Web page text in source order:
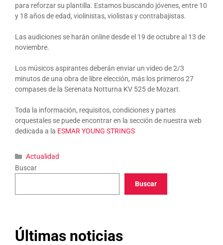
para reforzar su plantilla. Estamos buscando jóvenes, entre 10
y 18 años de edad, violinistas, violistas y contrabajistas.
Las audiciones se harán online desde el 19 de octubre al 13 de
noviembre.
Los músicos aspirantes deberán enviar un video de 2/3
minutos de una obra de libre elección, más los primeros 27
compases de la Serenata Notturna KV 525 de Mozart.
Toda la información, requisitos, condiciones y partes
orquestales se puede encontrar en la sección de nuestra web
dedicada a la ESMAR YOUNG STRINGS
Categorías
Actualidad
Buscar
Buscar
Últimas noticias